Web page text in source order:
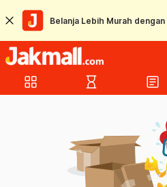
Belanja Lebih Murah dengan
grid_view hourglass_empty article